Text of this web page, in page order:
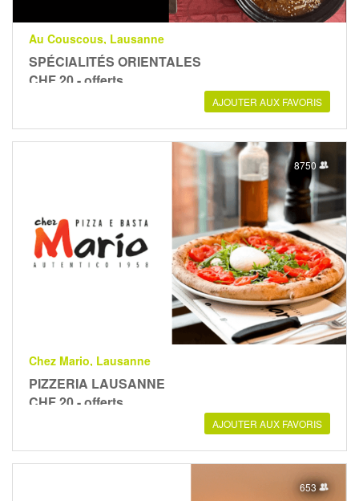
Au Couscous, Lausanne
SPÉCIALITÉS ORIENTALES
CHF 20.- offerts
AJOUTER AUX FAVORIS
8750
Chez Mario, Lausanne
PIZZERIA LAUSANNE
CHF 20.- offerts
AJOUTER AUX FAVORIS
653